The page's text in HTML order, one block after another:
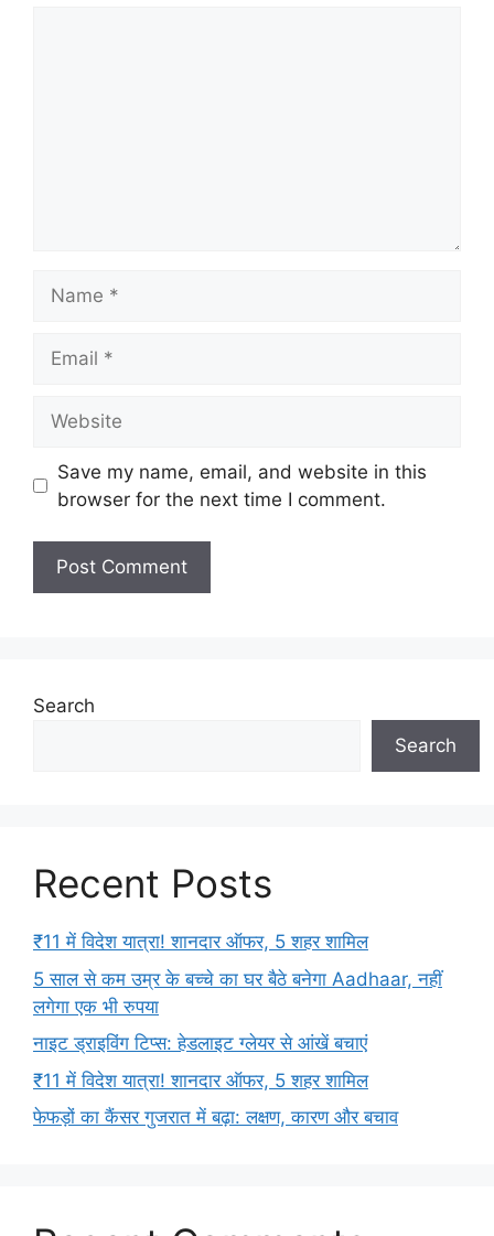
Save my name, email, and website in this
browser for the next time I comment.
Search
Search
Recent Posts
₹11 में विदेश यात्रा! शानदार ऑफर, 5 शहर शामिल
5 साल से कम उम्र के बच्चे का घर बैठे बनेगा Aadhaar, नहीं
लगेगा एक भी रुपया
नाइट ड्राइविंग टिप्स: हेडलाइट ग्लेयर से आंखें बचाएं
₹11 में विदेश यात्रा! शानदार ऑफर, 5 शहर शामिल
फेफड़ों का कैंसर गुजरात में बढ़ा: लक्षण, कारण और बचाव